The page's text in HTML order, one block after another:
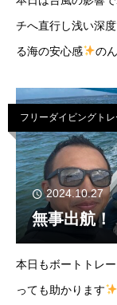
チへ直行し浅い深
る海の安心感
の
フリーダイビングト
2024.10.27
無事出航！
本日もボートトレ
っても助かります